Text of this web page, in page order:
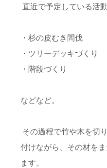
直近で予定している活動
・杉の皮むき間伐
・ツリーデッキづくり
・階段づくり
などなど。
その過程で竹や木を切
付けながら、その材を
ます。